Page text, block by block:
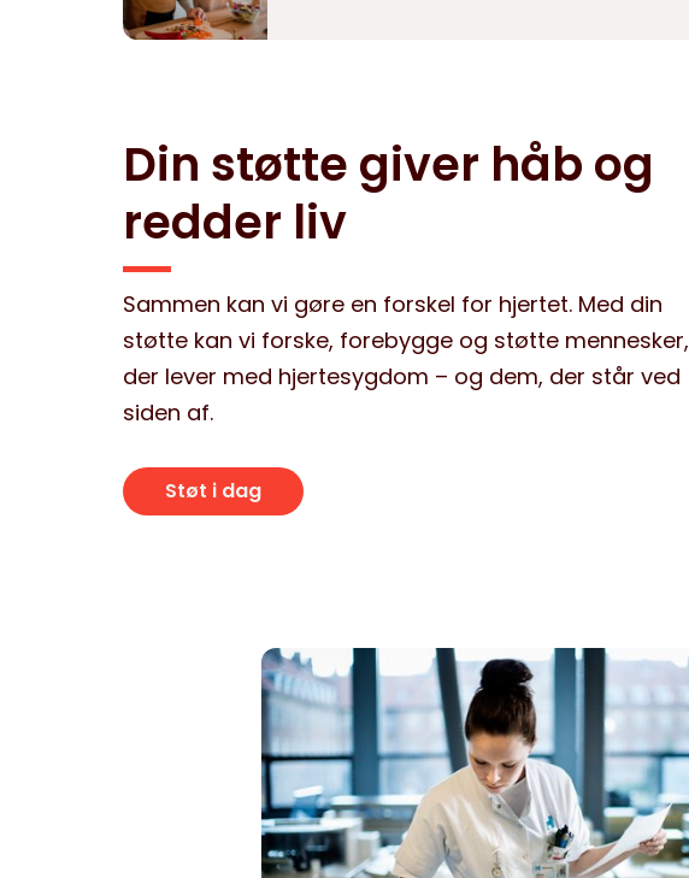
Din støtte giver håb og
redder liv
Sammen kan vi gøre en forskel for hjertet. Med din
støtte kan vi forske, forebygge og støtte mennesker,
der lever med hjertesygdom – og dem, der står ved
siden af.
Støt i dag